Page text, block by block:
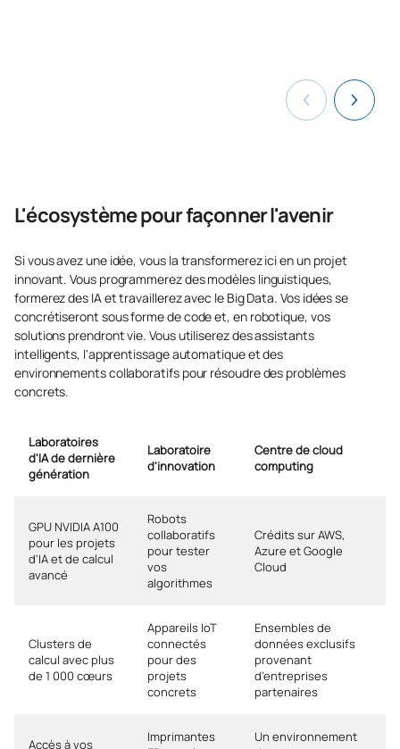
L'écosystème pour façonner l'avenir
Si vous avez une idée, vous la transformerez ici en un projet
innovant. Vous programmerez des modèles linguistiques,
formerez des IA et travaillerez avec le Big Data. Vos idées se
concrétiseront sous forme de code et, en robotique, vos
solutions prendront vie. Vous utiliserez des assistants
intelligents, l'apprentissage automatique et des
environnements collaboratifs pour résoudre des problèmes
concrets.
Laboratoires
d'IA de dernière
génération
Laboratoire
d'innovation
Centre de cloud
computing
GPU NVIDIA A100
pour les projets
d'IA et de calcul
avancé
Robots
collaboratifs
pour tester
vos
algorithmes
Crédits sur AWS,
Azure et Google
Cloud
Clusters de
calcul avec plus
de 1 000 cœurs
Appareils IoT
connectés
pour des
projets
concrets
Ensembles de
données exclusifs
provenant
d’entreprises
partenaires
Accès à vos
Imprimantes
Un environnement